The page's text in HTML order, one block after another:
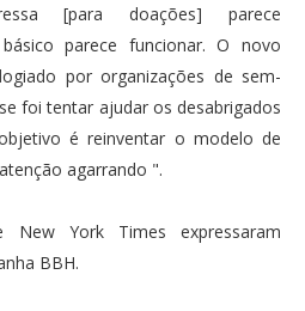
[para doações] parece
parece funcionar. O novo
por organizações de sem-
foi tentar ajudar os desabrigados
é reinventar o modelo de
agarrando ".
New York Times expressaram
BBH.